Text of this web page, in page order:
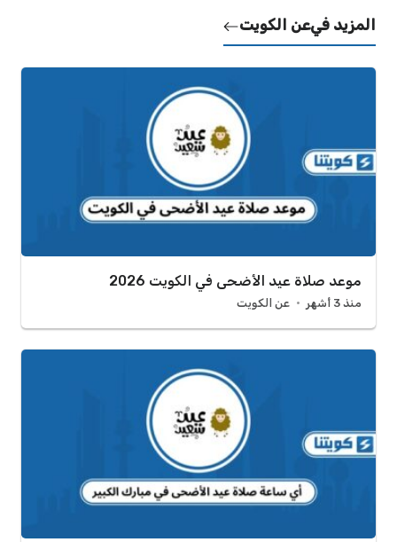
المزيد فيعن الكويت
موعد صلاة عيد الأضحى في الكويت 2026
منذ 3 أشهر عن الكويت